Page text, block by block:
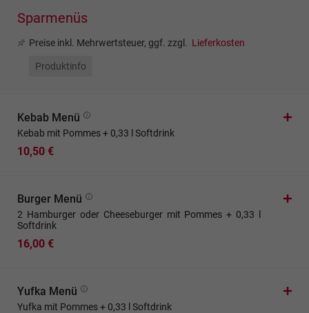
Sparmenüs
Preise inkl. Mehrwertsteuer, ggf. zzgl. Lieferkosten
Produktinfo
Kebab Menü
Kebab mit Pommes + 0,33 l Softdrink
10,50 €
Burger Menü
2 Hamburger oder Cheeseburger mit Pommes + 0,33 l
Softdrink
16,00 €
Yufka Menü
Yufka mit Pommes + 0,33 l Softdrink